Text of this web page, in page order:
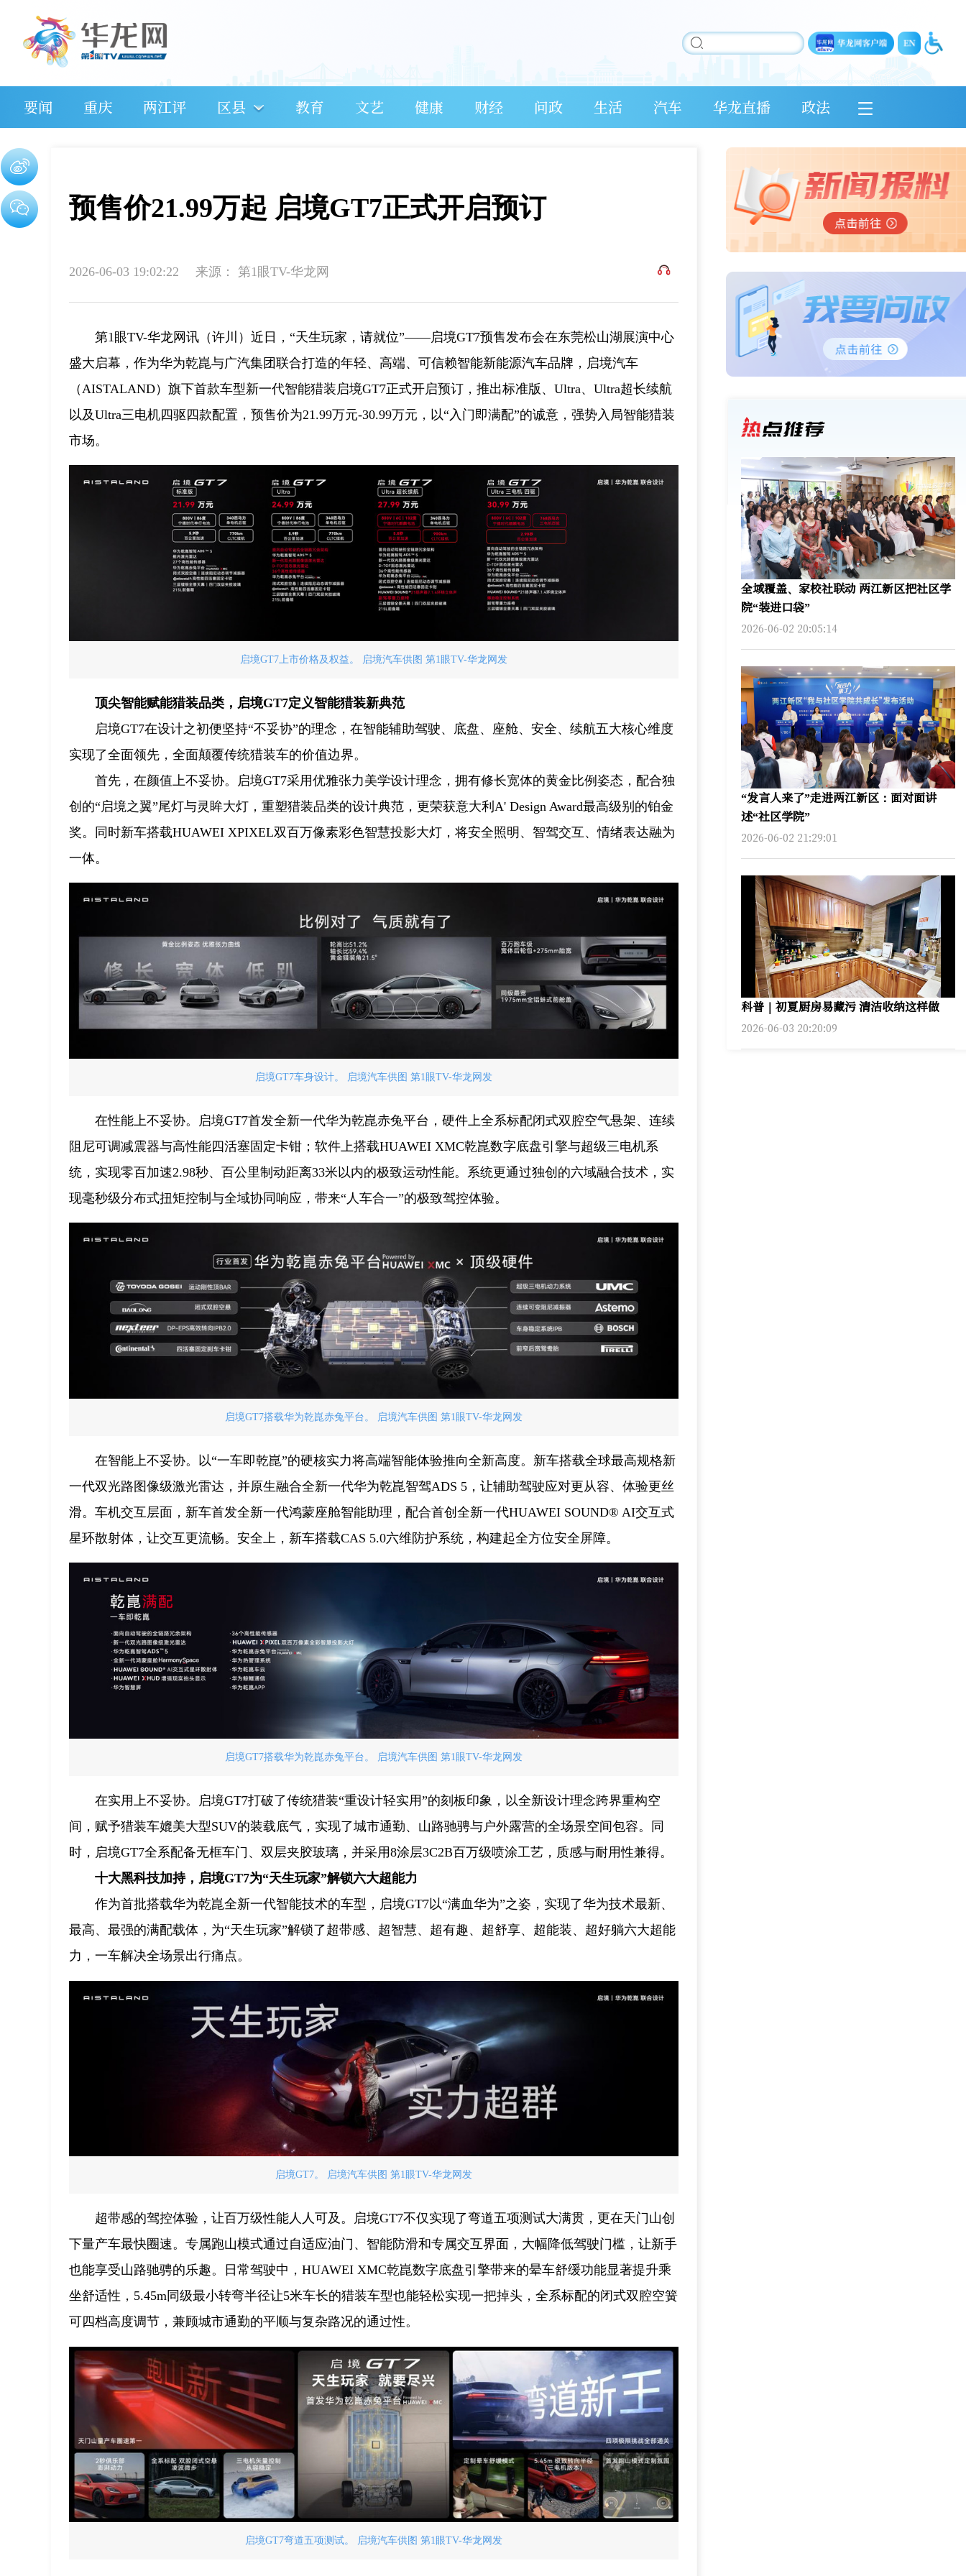
要闻 重庆 两江评 区县 教育 文艺 健康 财经 问政 生活 汽车 华龙直播 政法
预售价21.99万起 启境GT7正式开启预订
2026-06-03 19:02:22 来源： 第1眼TV-华龙网
第1眼TV-华龙网讯（许川）近日，“天生玩家，请就位”——启境GT7预售发布会在东莞松山湖展演中心
盛大启幕，作为华为乾崑与广汽集团联合打造的年轻、高端、可信赖智能新能源汽车品牌，启境汽车
（AISTALAND）旗下首款车型新一代智能猎装启境GT7正式开启预订，推出标准版、Ultra、Ultra超长续航
以及Ultra三电机四驱四款配置，预售价为21.99万元-30.99万元，以“入门即满配”的诚意，强势入局智能猎装
市场。
启境GT7上市价格及权益。 启境汽车供图 第1眼TV-华龙网发
顶尖智能赋能猎装品类，启境GT7定义智能猎装新典范
启境GT7在设计之初便坚持“不妥协”的理念，在智能辅助驾驶、底盘、座舱、安全、续航五大核心维度
实现了全面领先，全面颠覆传统猎装车的价值边界。
首先，在颜值上不妥协。启境GT7采用优雅张力美学设计理念，拥有修长宽体的黄金比例姿态，配合独
创的“启境之翼”尾灯与灵眸大灯，重塑猎装品类的设计典范，更荣获意大利A' Design Award最高级别的铂金
奖。同时新车搭载HUAWEI XPIXEL双百万像素彩色智慧投影大灯，将安全照明、智驾交互、情绪表达融为
一体。
启境GT7车身设计。 启境汽车供图 第1眼TV-华龙网发
在性能上不妥协。启境GT7首发全新一代华为乾崑赤兔平台，硬件上全系标配闭式双腔空气悬架、连续
阻尼可调减震器与高性能四活塞固定卡钳；软件上搭载HUAWEI XMC乾崑数字底盘引擎与超级三电机系
统，实现零百加速2.98秒、百公里制动距离33米以内的极致运动性能。系统更通过独创的六域融合技术，实
现毫秒级分布式扭矩控制与全域协同响应，带来“人车合一”的极致驾控体验。
启境GT7搭载华为乾崑赤兔平台。 启境汽车供图 第1眼TV-华龙网发
在智能上不妥协。以“一车即乾崑”的硬核实力将高端智能体验推向全新高度。新车搭载全球最高规格新
一代双光路图像级激光雷达，并原生融合全新一代华为乾崑智驾ADS 5，让辅助驾驶应对更从容、体验更丝
滑。车机交互层面，新车首发全新一代鸿蒙座舱智能助理，配合首创全新一代HUAWEI SOUND® AI交互式
星环散射体，让交互更流畅。安全上，新车搭载CAS 5.0六维防护系统，构建起全方位安全屏障。
启境GT7搭载华为乾崑赤兔平台。 启境汽车供图 第1眼TV-华龙网发
在实用上不妥协。启境GT7打破了传统猎装“重设计轻实用”的刻板印象，以全新设计理念跨界重构空
间，赋予猎装车媲美大型SUV的装载底气，实现了城市通勤、山路驰骋与户外露营的全场景空间包容。同
时，启境GT7全系配备无框车门、双层夹胶玻璃，并采用8涂层3C2B百万级喷涂工艺，质感与耐用性兼得。
十大黑科技加持，启境GT7为“天生玩家”解锁六大超能力
作为首批搭载华为乾崑全新一代智能技术的车型，启境GT7以“满血华为”之姿，实现了华为技术最新、
最高、最强的满配载体，为“天生玩家”解锁了超带感、超智慧、超有趣、超舒享、超能装、超好躺六大超能
力，一车解决全场景出行痛点。
启境GT7。 启境汽车供图 第1眼TV-华龙网发
超带感的驾控体验，让百万级性能人人可及。启境GT7不仅实现了弯道五项测试大满贯，更在天门山创
下量产车最快圈速。专属跑山模式通过自适应油门、智能防滑和专属交互界面，大幅降低驾驶门槛，让新手
也能享受山路驰骋的乐趣。日常驾驶中，HUAWEI XMC乾崑数字底盘引擎带来的晕车舒缓功能显著提升乘
坐舒适性，5.45m同级最小转弯半径让5米车长的猎装车型也能轻松实现一把掉头，全系标配的闭式双腔空簧
可四档高度调节，兼顾城市通勤的平顺与复杂路况的通过性。
启境GT7弯道五项测试。 启境汽车供图 第1眼TV-华龙网发
全域覆盖、家校社联动 两江新区把社区学
院“装进口袋”
2026-06-02 20:05:14
“发言人来了”走进两江新区：面对面讲
述“社区学院”
2026-06-02 21:29:01
科普｜初夏厨房易藏污 清洁收纳这样做
2026-06-03 20:20:09